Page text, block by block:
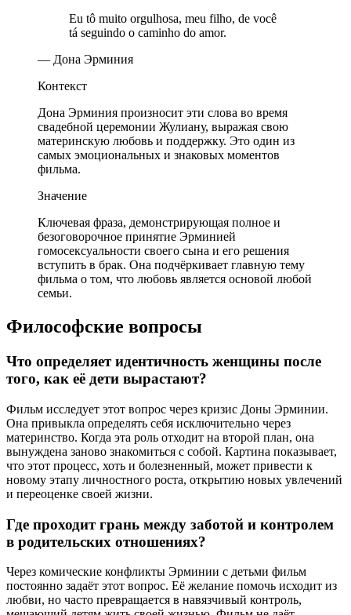
Eu tô muito orgulhosa, meu filho, de você
tá seguindo o caminho do amor.
— Дона Эрминия
Контекст
Дона Эрминия произносит эти слова во время
свадебной церемонии Жулиану, выражая свою
материнскую любовь и поддержку. Это один из
самых эмоциональных и знаковых моментов
фильма.
Значение
Ключевая фраза, демонстрирующая полное и
безоговорочное принятие Эрминией
гомосексуальности своего сына и его решения
вступить в брак. Она подчёркивает главную тему
фильма о том, что любовь является основой любой
семьи.
Философские вопросы
Что определяет идентичность женщины после
того, как её дети вырастают?
Фильм исследует этот вопрос через кризис Доны Эрминии.
Она привыкла определять себя исключительно через
материнство. Когда эта роль отходит на второй план, она
вынуждена заново знакомиться с собой. Картина показывает,
что этот процесс, хоть и болезненный, может привести к
новому этапу личностного роста, открытию новых увлечений
и переоценке своей жизни.
Где проходит грань между заботой и контролем
в родительских отношениях?
Через комические конфликты Эрминии с детьми фильм
постоянно задаёт этот вопрос. Её желание помочь исходит из
любви, но часто превращается в навязчивый контроль,